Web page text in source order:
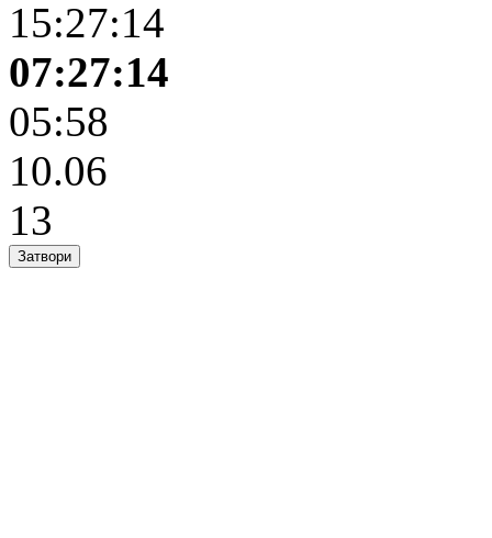
15:27:14
07:27:14
05:58
10.06
13
Затвори